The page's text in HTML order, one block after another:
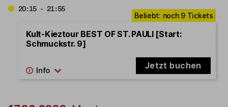
20:15 - 21:55
Kult-Kieztour BEST OF ST. PAULI [Start:
Schmuckstr. 9]
Jetzt buchen